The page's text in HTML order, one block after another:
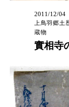
2011/12/04
上鳥羽郷土
蔵物
實相寺